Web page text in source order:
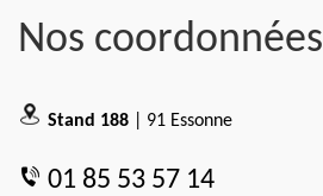
Nos coordonnées
Stand 188 | 91 Essonne
01 85 53 57 14